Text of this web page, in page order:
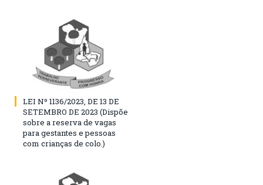
LEI Nº 1136/2023, DE 13 DE
SETEMBRO DE 2023 (Dispõe
sobre a reserva de vagas
para gestantes e pessoas
com crianças de colo.)